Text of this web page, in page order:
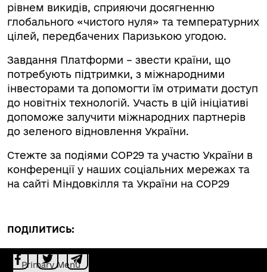
рівнем викидів, сприяючи досягненню
глобального «чистого нуля» та температурних
цілей, передбачених Паризькою угодою.
Завдання Платформи – звести країни, що
потребують підтримки, з міжнародними
інвесторами та допомогти їм отримати доступ
до новітніх технологій. Участь в цій ініціативі
допоможе залучити міжнародних партнерів
до зеленого відновлення України.
Стежте за подіями СОР29 та участю України в
конференції у наших соціальних мережах та
на сайті Міндовкілля та України на СОР29
ПОДІЛИТИСЬ:
Primary Menu